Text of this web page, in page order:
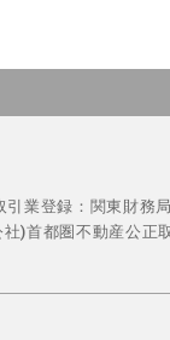
引業登録：関東財務
社)首都圏不動産公